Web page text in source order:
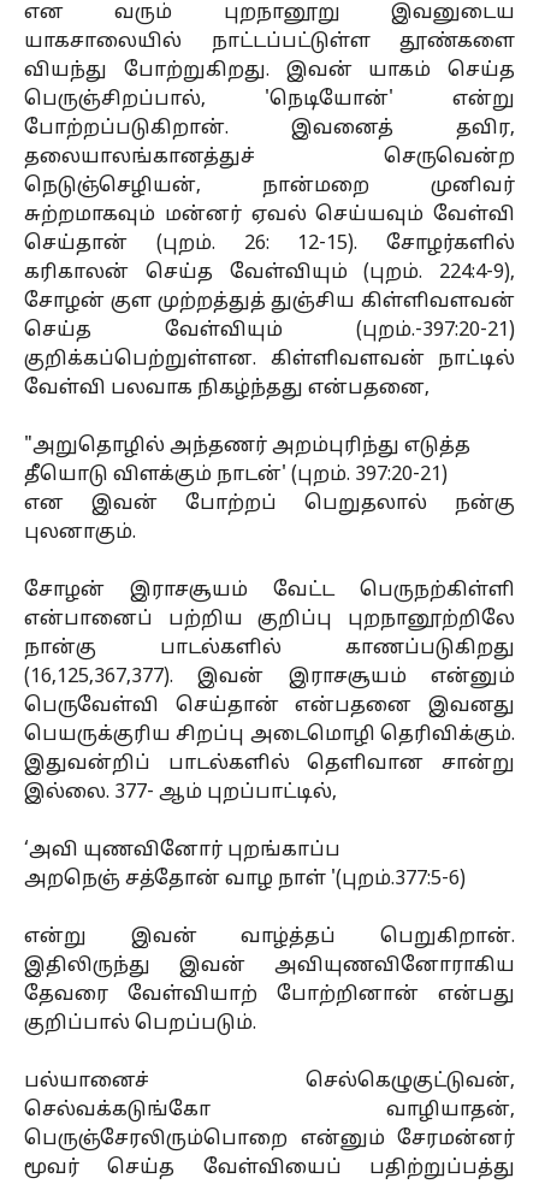
என வரும் புறநானூறு இவனுடைய
யாகசாலையில் நாட்டப்பட்டுள்ள தூண்களை
வியந்து போற்றுகிறது. இவன் யாகம் செய்த
பெருஞ்சிறப்பால், 'நெடியோன்' என்று
போற்றப்படுகிறான். இவனைத் தவிர,
தலையாலங்கானத்துச் செருவென்ற
நெடுஞ்செழியன், நான்மறை முனிவர்
சுற்றமாகவும் மன்னர் ஏவல் செய்யவும் வேள்வி
செய்தான் (புறம். 26: 12-15). சோழர்களில்
கரிகாலன் செய்த வேள்வியும் (புறம். 224:4-9),
சோழன் குள முற்றத்துத் துஞ்சிய கிள்ளிவளவன்
செய்த வேள்வியும் (புறம்.-397:20-21)
குறிக்கப்பெற்றுள்ளன. கிள்ளிவளவன் நாட்டில்
வேள்வி பலவாக நிகழ்ந்தது என்பதனை,
"அறுதொழில் அந்தணர் அறம்புரிந்து எடுத்த
தீயொடு விளக்கும் நாடன்' (புறம். 397:20-21)
என இவன் போற்றப் பெறுதலால் நன்கு
புலனாகும்.
சோழன் இராசசூயம் வேட்ட பெருநற்கிள்ளி
என்பானைப் பற்றிய குறிப்பு புறநானூற்றிலே
நான்கு பாடல்களில் காணப்படுகிறது
(16,125,367,377). இவன் இராசசூயம் என்னும்
பெருவேள்வி செய்தான் என்பதனை இவனது
பெயருக்குரிய சிறப்பு அடைமொழி தெரிவிக்கும்.
இதுவன்றிப் பாடல்களில் தெளிவான சான்று
இல்லை. 377- ஆம் புறப்பாட்டில்,
‘அவி யுணவினோர் புறங்காப்ப
அறநெஞ் சத்தோன் வாழ நாள் '(புறம்.377:5-6)
என்று இவன் வாழ்த்தப் பெறுகிறான்.
இதிலிருந்து இவன் அவியுணவினோராகிய
தேவரை வேள்வியாற் போற்றினான் என்பது
குறிப்பால் பெறப்படும்.
பல்யானைச் செல்கெழுகுட்டுவன்,
செல்வக்கடுங்கோ வாழியாதன்,
பெருஞ்சேரலிரும்பொறை என்னும் சேரமன்னர்
மூவர் செய்த வேள்வியைப் பதிற்றுப்பத்து